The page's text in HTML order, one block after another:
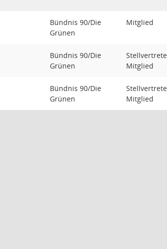
Bündnis 90/Die
Grünen
Mitglied
Bündnis 90/Die
Grünen
Mitglied
Bündnis 90/Die
Grünen
Mitglied